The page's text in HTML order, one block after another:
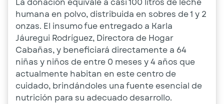
humana en polvo, distribuida en sobres de 1 y 2
onzas. El insumo fue entregado a Karla
Jáuregui Rodríguez, Directora de Hogar
Cabañas, y beneficiará directamente a 64
niñas y niños de entre 0 meses y 4 años que
actualmente habitan en este centro de
cuidado, brindándoles una fuente esencial de
nutrición para su adecuado desarrollo.